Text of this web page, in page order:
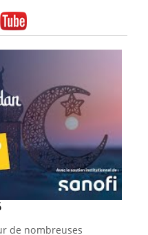
Youtube
de nombreuses